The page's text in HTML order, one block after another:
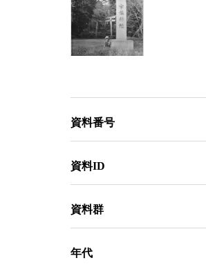
資料番号
資料ID
資料群
年代